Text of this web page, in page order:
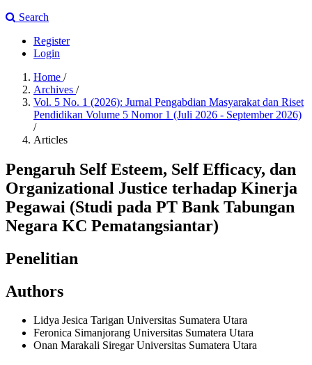
Search
Register
Login
Home /
Archives /
Vol. 5 No. 1 (2026): Jurnal Pengabdian Masyarakat dan Riset
Pendidikan Volume 5 Nomor 1 (Juli 2026 - September 2026)
/
Articles
Pengaruh Self Esteem, Self Efficacy, dan
Organizational Justice terhadap Kinerja
Pegawai (Studi pada PT Bank Tabungan
Negara KC Pematangsiantar)
Penelitian
Authors
Lidya Jesica Tarigan Universitas Sumatera Utara
Feronica Simanjorang Universitas Sumatera Utara
Onan Marakali SiregarUniversitas Sumatera Utara